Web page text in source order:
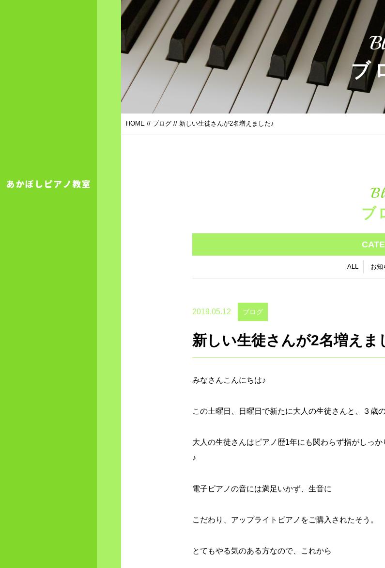
ブ
HOME // ブログ // 新しい生徒さんが2名増えました♪
ブ
ALL お知
2019.05.12 ブログ
新しい生徒さんが2名増えま
みなさんこんにちは♪
この土曜日、日曜日で新たに大人の生徒さんと、３歳
大人の生徒さんはピアノ歴1年にも関わらず指がしっ
♪
電子ピアノの音には満足いかず、生音に
こだわり、アップライトピアノをご購入されたそう。
とてもやる気のある方なので、これから